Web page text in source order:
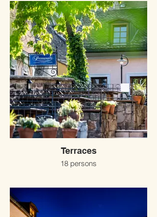
Terraces
18 persons